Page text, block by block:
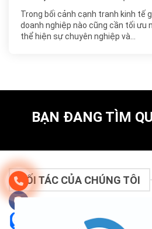
Trong bối cảnh cạnh tranh kinh tế
doanh nghiệp nào cũng cần tối ưu
thể hiện sự chuyên nghiệp và…
BẠN ĐANG TÌM
ĐỐI TÁC CỦA CHÚNG TÔI